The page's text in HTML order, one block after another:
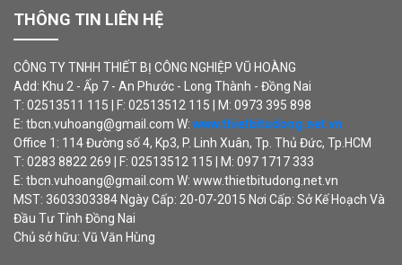
THÔNG TIN LIÊN HỆ
CÔNG TY TNHH THIẾT BỊ CÔNG NGHIỆP VŨ HOÀNG
Add: Khu 2 - Ấp 7 - An Phước - Long Thành - Đồng Nai
T: 02513511 115 | F: 02513512 115 | M: 0973 395 898
E: tbcn.vuhoang@gmail.com W: www.thietbitudong.net.vn
Office 1: 114 Đường số 4, Kp3, P. Linh Xuân, Tp. Thủ Đức, Tp.HCM
T: 0283 8822 269 | F: 02513512 115 | M: 097 1717 333
E: tbcn.vuhoang@gmail.com W: www.thietbitudong.net.vn
MST: 3603303384 Ngày Cấp: 20-07-2015 Nơi Cấp: Sở Kế Hoạch Và
Đầu Tư Tỉnh Đồng Nai
Chủ sở hữu: Vũ Văn Hùng